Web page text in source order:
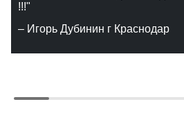
!!!"
– Игорь Дубинин г Краснодар